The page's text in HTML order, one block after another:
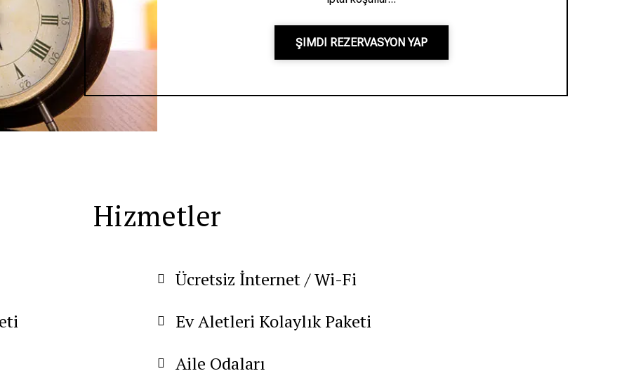
ŞIMDI REZERVASYON YAP
Hizmetler
Ücretsiz İnternet / Wi-Fi
Ev Aletleri Kolaylık Paketi
Aile Odaları